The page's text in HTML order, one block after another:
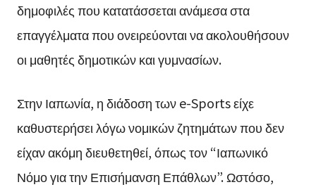
δημοφιλές που κατατάσσεται ανάμεσα στα
επαγγέλματα που ονειρεύονται να ακολουθήσουν
οι μαθητές δημοτικών και γυμνασίων.
Στην Ιαπωνία, η διάδοση των e-Sports είχε
καθυστερήσει λόγω νομικών ζητημάτων που δεν
είχαν ακόμη διευθετηθεί, όπως τον “Ιαπωνικό
Νόμο για την Επισήμανση Επάθλων”. Ωστόσο,